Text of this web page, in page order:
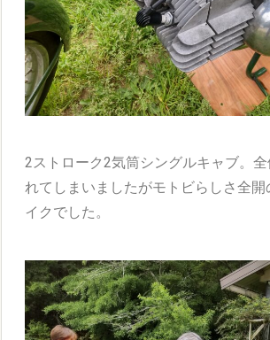
2ストローク2気筒シングルキャブ。
れてしまいましたがモトビらしさ全
イクでした。